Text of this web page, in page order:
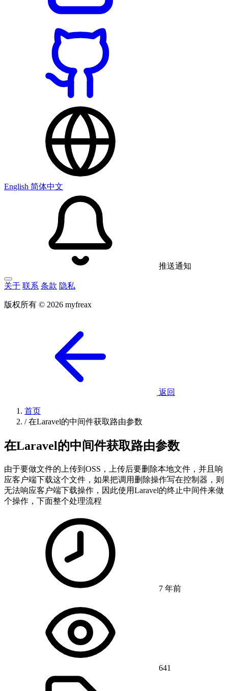
English 简体中文
推送通知
关于 联系 条款 隐私
版权所有 © 2026 myfreax
返回
首页
/ 在Laravel的中间件获取路由参数
在Laravel的中间件获取路由参数
由于要做文件的上传到OSS，上传后要删除本地文件，并且响
应客户端下载这个文件，如果把调用删除操作写在控制器，则
无法响应客户端下载操作，因此使用Laravel的终止中间件来做
个操作，下面整个处理流程
7 年前
641